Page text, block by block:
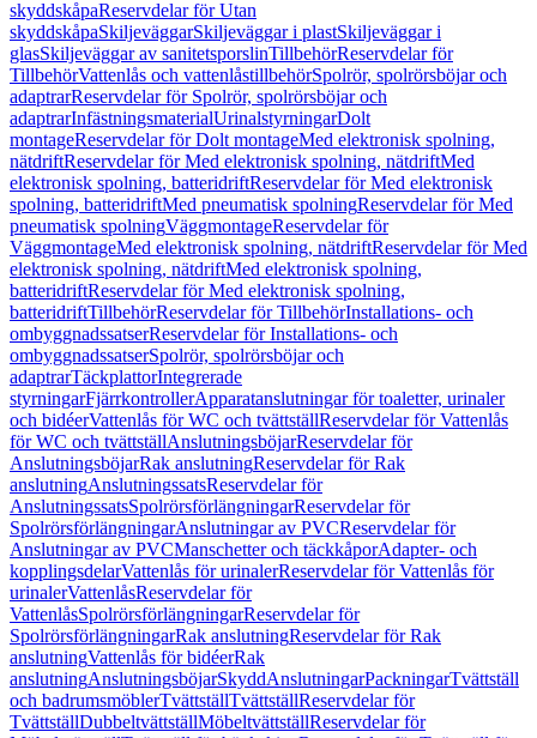
skyddskåpaReservdelar för Utan
skyddskåpaSkiljeväggarSkiljeväggar i plastSkiljeväggar i
glasSkiljeväggar av sanitetsporslinTillbehörReservdelar för
TillbehörVattenlås och vattenlåstillbehörSpolrör, spolrörsböjar och
adaptrarReservdelar för Spolrör, spolrörsböjar och
adaptrarInfästningsmaterialUrinalstyrningarDolt
montageReservdelar för Dolt montageMed elektronisk spolning,
nätdriftReservdelar för Med elektronisk spolning, nätdriftMed
elektronisk spolning, batteridriftReservdelar för Med elektronisk
spolning, batteridriftMed pneumatisk spolningReservdelar för Med
pneumatisk spolningVäggmontageReservdelar för
VäggmontageMed elektronisk spolning, nätdriftReservdelar för Med
elektronisk spolning, nätdriftMed elektronisk spolning,
batteridriftReservdelar för Med elektronisk spolning,
batteridriftTillbehörReservdelar för TillbehörInstallations- och
ombyggnadssatserReservdelar för Installations- och
ombyggnadssatserSpolrör, spolrörsböjar och
adaptrarTäckplattorIntegrerade
styrningarFjärrkontrollerApparatanslutningar för toaletter, urinaler
och bidéerVattenlås för WC och tvättställReservdelar för Vattenlås
för WC och tvättställAnslutningsböjarReservdelar för
AnslutningsböjarRak anslutningReservdelar för Rak
anslutningAnslutningssatsReservdelar för
AnslutningssatsSpolrörsförlängningarReservdelar för
SpolrörsförlängningarAnslutningar av PVCReservdelar för
Anslutningar av PVCManschetter och täckkåporAdapter- och
kopplingsdelarVattenlås för urinalerReservdelar för Vattenlås för
urinalerVattenlåsReservdelar för
VattenlåsSpolrörsförlängningarReservdelar för
SpolrörsförlängningarRak anslutningReservdelar för Rak
anslutningVattenlås för bidéerRak
anslutningAnslutningsböjarSkyddAnslutningarPackningarTvättställ
och badrumsmöblerTvättställTvättställReservdelar för
TvättställDubbeltvättställMöbeltvättställReservdelar för